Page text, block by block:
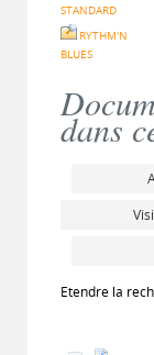
STANDARD
RYTHM'N
BLUES
dans
Etendre la